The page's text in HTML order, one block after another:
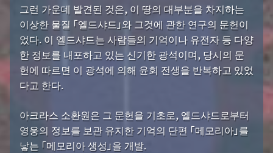
그런 가운데 발견된 것은, 이 땅의 대부분을 차지하는
이상한 물질 「엘드샤드」와 그것에 관한 연구의 문헌이
었다. 이 엘드샤드는 사람들의 기억이나 유전자 등 다양
한 정보를 내포하고 있는 신기한 광석이며, 당시의 문
헌에 따르면 이 광석에 의해 윤회 전생을 반복하고 있었
다고 한다.
아크라스 소환원은 그 문헌을 기초로, 엘드샤드로부터
영웅의 정보를 보관 유지한 기억의 단편 「메모리아」를
낳는 「메모리아 생성」을 개발.